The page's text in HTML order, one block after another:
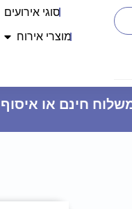
סוגי אירועים
מוצרי אירוח